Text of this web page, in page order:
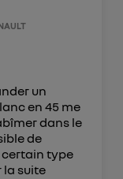
un
en 45 me
dans le
de
type
la suite